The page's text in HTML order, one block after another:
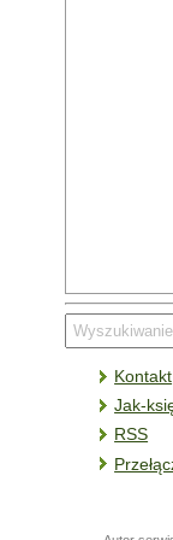
Kontakt
Jak-
RSS